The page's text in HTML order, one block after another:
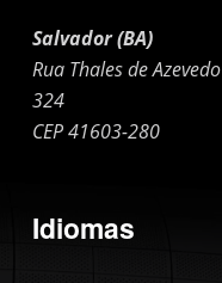
Salvador (BA)
Rua Thales de Azevedo
324
CEP 41603-280
Idiomas